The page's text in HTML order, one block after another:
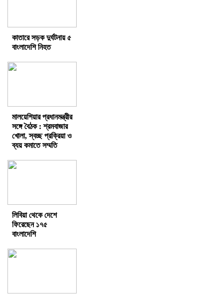
কাতারে সড়ক দুর্ঘটনায় ৫
বাংলাদেশি নিহত
মালয়েশিয়ার প্রধানমন্ত্রীর
সঙ্গে বৈঠক : শ্রমবাজার
খোলা, স্বচ্ছ প্রক্রিয়া ও
ব্যয় কমাতে সম্মতি
লিবিয়া থেকে দেশে
ফিরেছেন ১৭৫
বাংলাদেশি